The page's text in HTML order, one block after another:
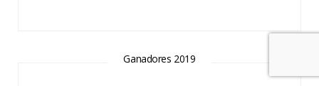
Ganadores 2019